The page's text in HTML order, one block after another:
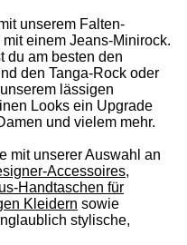
unserem Falten-
einem Jeans-Minirock.
du am besten den
den Tanga-Rock oder
lässigen
Looks ein Upgrade
und vielem mehr.
mit unserer Auswahl an
Accessoires,
Handtaschen für
Kleidern sowie
stylische,